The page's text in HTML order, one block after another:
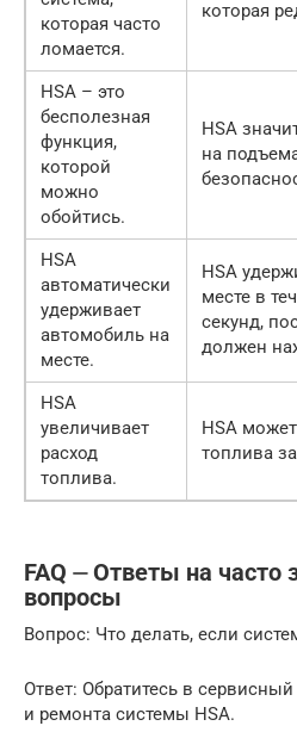
которая часто
ломается.
которая
HSA – это
бесполезная
функция,
которой
можно
обойтись.
HSA
на
HSA
автоматически
удерживает
автомобиль на
месте.
HSA
месте в
секунд,
должен
HSA
увеличивает
расход
топлива.
HSA
топлива
FAQ ⏤ Ответы на
вопросы
Вопрос: Что делать, если
Ответ: Обратитесь в
и ремонта системы HSA.